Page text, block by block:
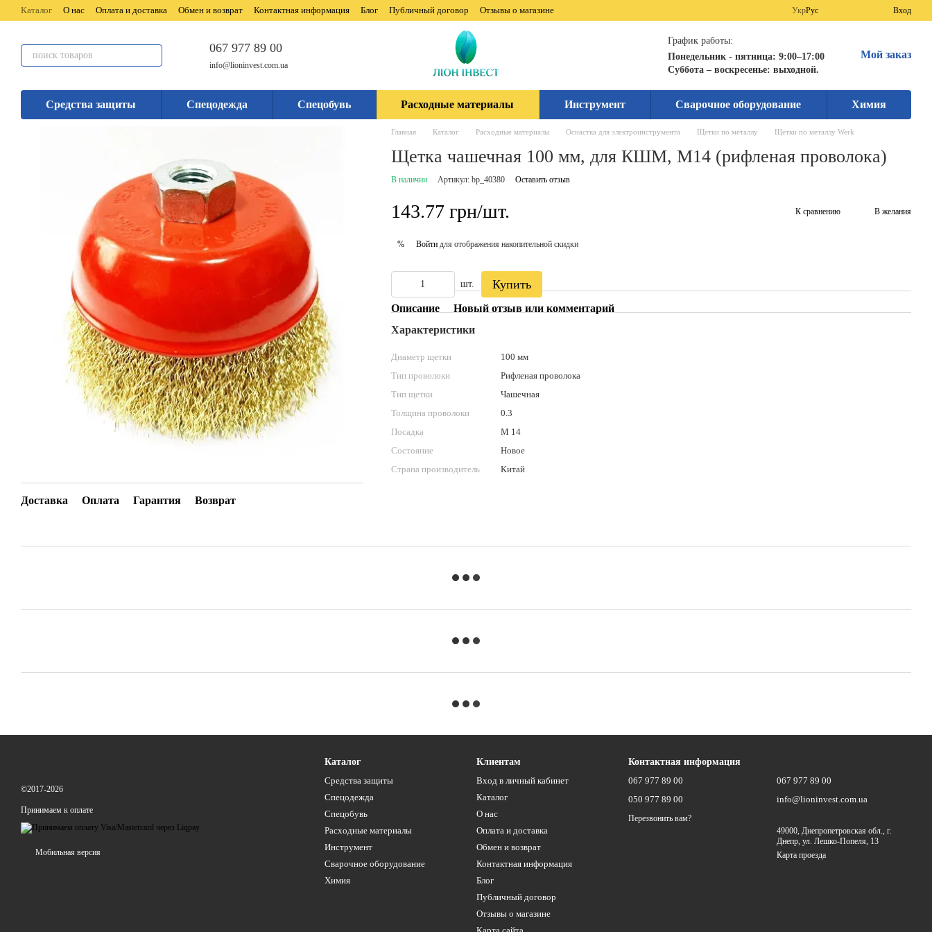
Перейти к основному контенту
Каталог О нас Оплата и доставка Обмен и возврат Контактная информация Блог Публичный договор Отзывы о магазине УкрРус Вход
067 977 89 00
info@lioninvest.com.ua
График работы:
Понедельник - пятница: 9:00–17:00
Суббота – воскресенье: выходной.
Мой заказ
Средства защиты Спецодежда Спецобувь Расходные материалы Инструмент Сварочное оборудование Химия
Доставка Оплата Гарантия Возврат
Главная Каталог Расходные материалы Оснастка для электроинструмента Щетки по металлу Щетки по металлу Werk
Щетка чашечная 100 мм, для КШМ, М14 (рифленая проволока)
В наличии Артикул: bp_40380 Оставить отзыв
143.77 грн/шт. К сравнению В желания
% Войтидля отображения накопительной скидки
шт. Купить
Описание
Новый отзыв или комментарий
Характеристики
Диаметр щетки
100 мм
Тип проволоки
Рифленая проволока
Тип щетки
Чашечная
Толщина проволоки
0.3
Посадка
М 14
Состояние
Новое
Страна производитель
Китай
©2017-2026
Принимаем к оплате
Мобильная версия
Каталог
Средства защиты
Спецодежда
Спецобувь
Расходные материалы
Инструмент
Сварочное оборудование
Химия
Клиентам
Вход в личный кабинет
Каталог
О нас
Оплата и доставка
Обмен и возврат
Контактная информация
Блог
Публичный договор
Отзывы о магазине
Контактная информация
067 977 89 00
050 977 89 00
Перезвонить вам?
067 977 89 00
info@lioninvest.com.ua
49000, Днепропетровская обл., г.
Днепр, ул. Лешко-Попеля, 13
Карта проезда